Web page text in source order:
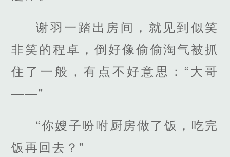
谢羽一踏出房间，就见到似笑
非笑的程卓，倒好像偷偷淘气被抓
住了一般，有点不好意思：“大哥
——”
“你嫂子吩咐厨房做了饭，吃完
饭再回去？”